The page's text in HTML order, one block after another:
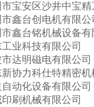
宝安区沙井中宝
鑫台创电机有限公
鑫台铭机械设备有
业科技有限公司
达明磁电有限公司
新协力科仕特精密
动化设备有限公司
印刷机械有限公司